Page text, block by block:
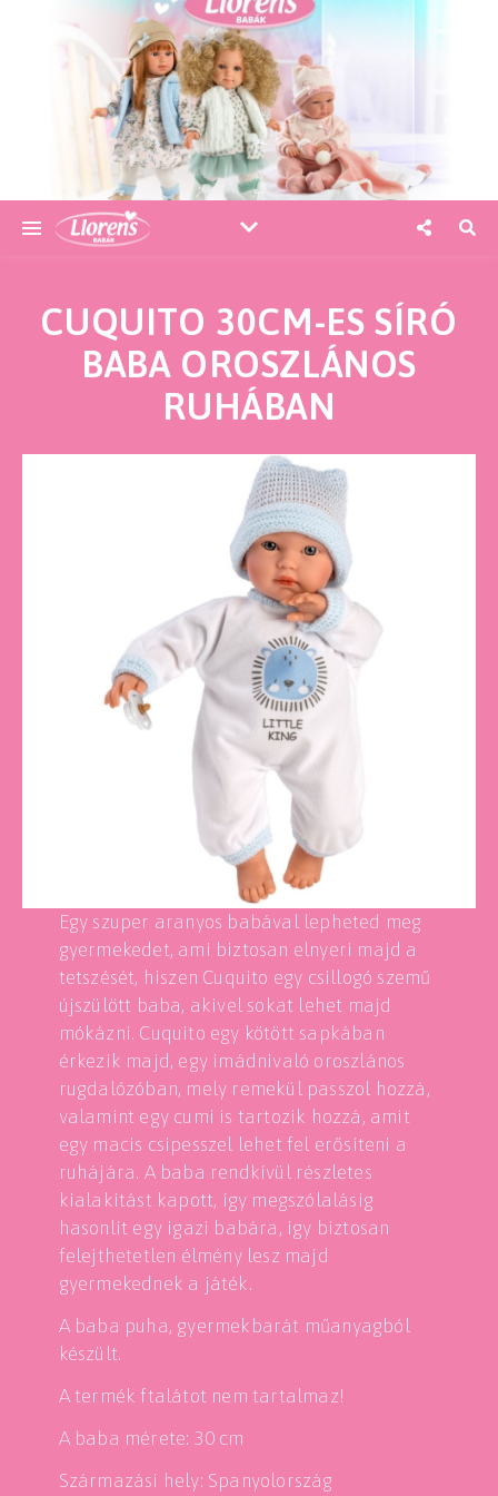
CUQUITO 30CM-ES SÍRÓ
BABA OROSZLÁNOS
RUHÁBAN
Egy szuper aranyos babával lepheted meg
gyermekedet, ami biztosan elnyeri majd a
tetszését, hiszen Cuquito egy csillogó szemű
újszülött baba, akivel sokat lehet majd
mókázni. Cuquito egy kötött sapkában
érkezik majd, egy imádnivaló oroszlános
rugdalózóban, mely remekül passzol hozzá,
valamint egy cumi is tartozik hozzá, amit
egy macis csipesszel lehet fel erősíteni a
ruhájára. A baba rendkívül részletes
kialakítást kapott, így megszólalásig
hasonlít egy igazi babára, így biztosan
felejthetetlen élmény lesz majd
gyermekednek a játék.
A baba puha, gyermekbarát műanyagból
készült.
A termék ftalátot nem tartalmaz!
A baba mérete: 30 cm
Származási hely: Spanyolország